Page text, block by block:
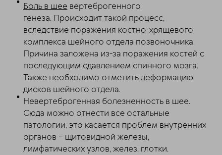
Боль в шее вертеброгенного
генеза. Происходит такой процесс,
вследствие поражения костно-хрящевого
комплекса шейного отдела позвоночника.
Причина заложена из-за поражения костей с
последующим сдавлением спинного мозга.
Также необходимо отметить деформацию
дисков шейного отдела.
Невертеброгенная болезненность в шее.
Сюда можно отнести все остальные
патологии, это касается проблем внутренних
органов – щитовидной железы,
лимфатических узлов, желез, глотки.